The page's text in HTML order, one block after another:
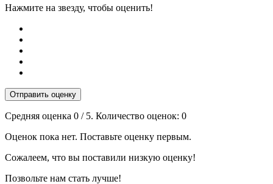
Нажмите на звезду, чтобы оценить!
Отправить оценку
Средняя оценка 0 / 5. Количество оценок: 0
Оценок пока нет. Поставьте оценку первым.
Сожалеем, что вы поставили низкую оценку!
Позвольте нам стать лучше!